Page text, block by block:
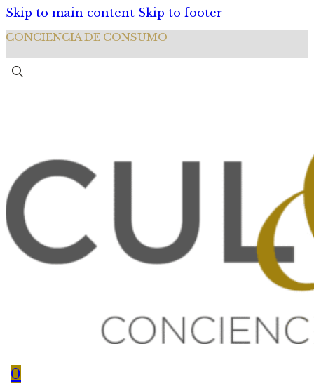
Skip to main content Skip to footer
CONCIENCIA DE CONSUMO
0